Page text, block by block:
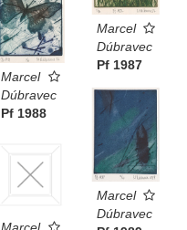
Marcel
Dúbravec
Pf 1987
Marcel
Dúbravec
Pf 1988
Marcel
Dúbravec